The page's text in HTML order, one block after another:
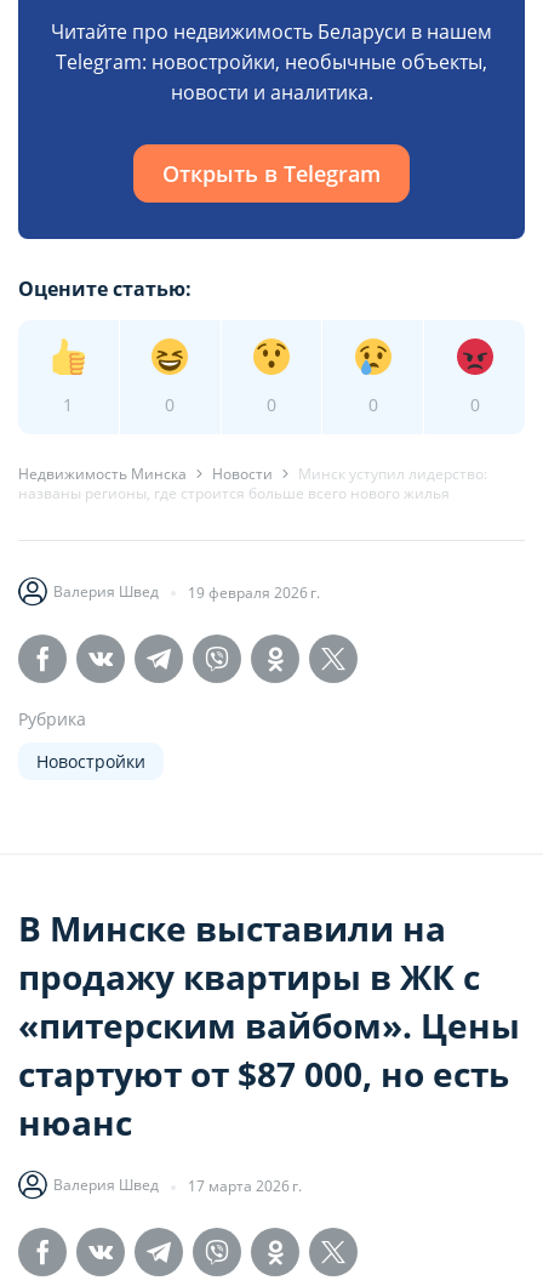
Читайте про недвижимость Беларуси в нашем
Telegram: новостройки, необычные объекты,
новости и аналитика.
Открыть в Telegram
Оцените статью:
1 0 0 0 0
Недвижимость Минска Новости
Минск уступил лидерство:
названы регионы, где строится больше всего нового жилья
Валерия Швед 19 февраля 2026 г.
Рубрика
Новостройки
В Минске выставили на
продажу квартиры в ЖК с
«питерским вайбом». Цены
стартуют от $87 000, но есть
нюанс
Валерия Швед 17 марта 2026 г.